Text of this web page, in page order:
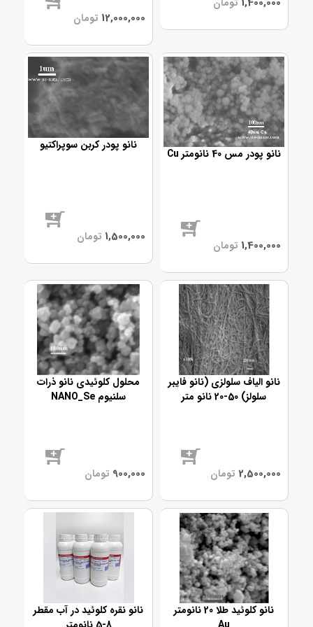
موجود
موجود
نانو پودر مس 40 نانومتر Cu
موجود
نانو پودر کربن سوپراکتیو
موجود
نانو الیاف سلولزی (نانو فایبر
سلولز) 50-20 نانو متر
موجود
محلول کلوئیدی نانو ذرات
سلنیوم NANO_Se
موجود
نانو کلوئید طلا 20 نانومتر
نانو نقره کلوئید در آب مقطر